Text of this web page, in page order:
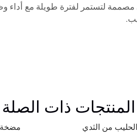
مصممة لتستمر لفترة طويلة مع أداء
ذات الصلة
من الثدي مضخة